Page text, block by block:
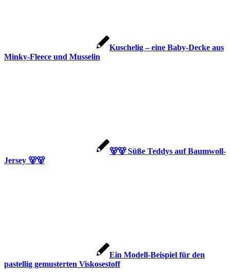
Kuschelig – eine Baby-Decke aus
Minky-Fleece und Musselin
🐻🐻 Süße Teddys auf Baumwoll-
Jersey 🐻🐻
Ein Modell-Beispiel für den
pastellig gemusterten Viskosestoff